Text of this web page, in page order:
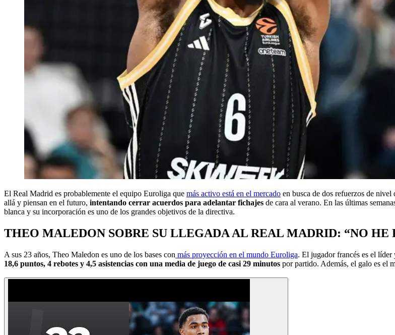
El Real Madrid es probablemente el equipo Euroliga que más activo está en el mercado en busca de dos refuerzos de
allá y piensan en el futuro, intentando cerrar acuerdos para adelantar fichajes de cara al verano. En las últimas
blanca y su incorporación es uno de los grandes objetivos de la directiva.
THEO MALEDON SOBRE SU LLEGADA AL REAL MADRID: “NO HE
A sus 23 años, Theo Maledon es uno de los bases con más proyección en el mundo Euroliga. El jugador francés es el
18,6 puntos, 4 rebotes y 4,5 asistencias con una media de juego de casi 29 minutos por partido. Además, el galo es el